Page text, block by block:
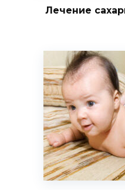
Лечение